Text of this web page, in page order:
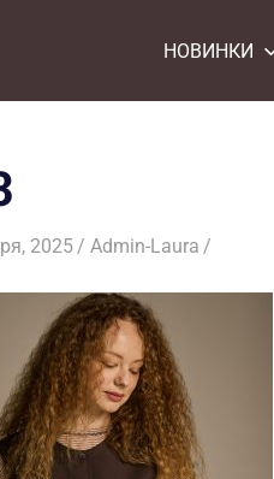
НОВИНКИ
2025 Admin-Laura